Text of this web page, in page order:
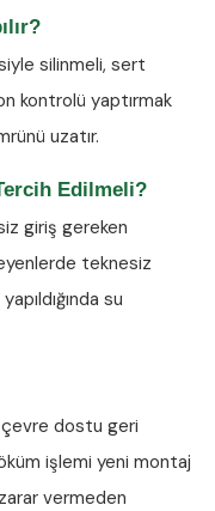
silinmeli, sert
kontrolü yaptırmak
uzatır.
Edilmeli?
giriş gereken
teknesiz
su
dostu geri
işlemi yeni montaj
vermeden